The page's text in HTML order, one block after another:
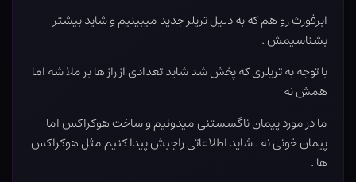
ابرفورث رو هم که به دلیل تریلر جدید میبینیم و شاید بیشتر
بشناسیمش .
با توجه به تریلری که پخش شد شاید تعدادی از راز ها بر ملا شه اما
همش نه
ما در مورد پیمان ناگسستنی میدونیم و ساخت هوکراکس اما
پیمان خونی نه . شاید اطلاعاتی راجبش پیدا کنیم مثل هوکراکس
ها .